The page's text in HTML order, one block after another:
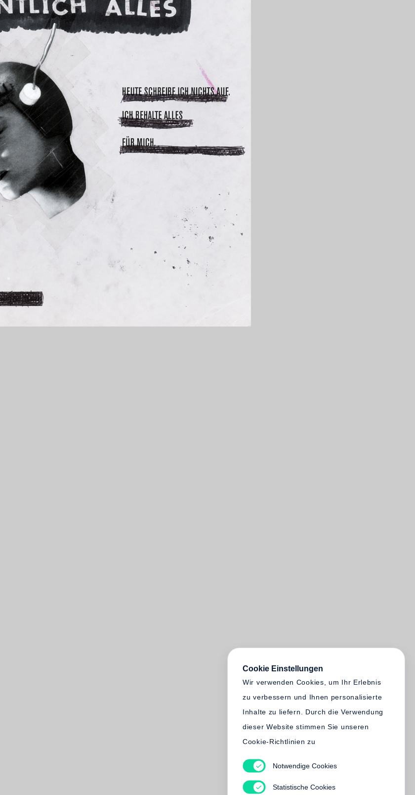
Cookie Einstellungen
Wir verwenden Cookies, um Ihr Erlebnis
zu verbessern und Ihnen personalisierte
Inhalte zu liefern. Durch die Verwendung
dieser Website stimmen Sie unseren
Cookie-Richtlinien zu
Notwendige Cookies
Statistische Cookies